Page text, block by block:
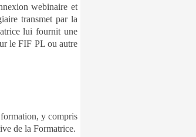
webinaire et
transmet par la
lui fournit une
le FIF PL ou autre
y compris
de la Formatrice.